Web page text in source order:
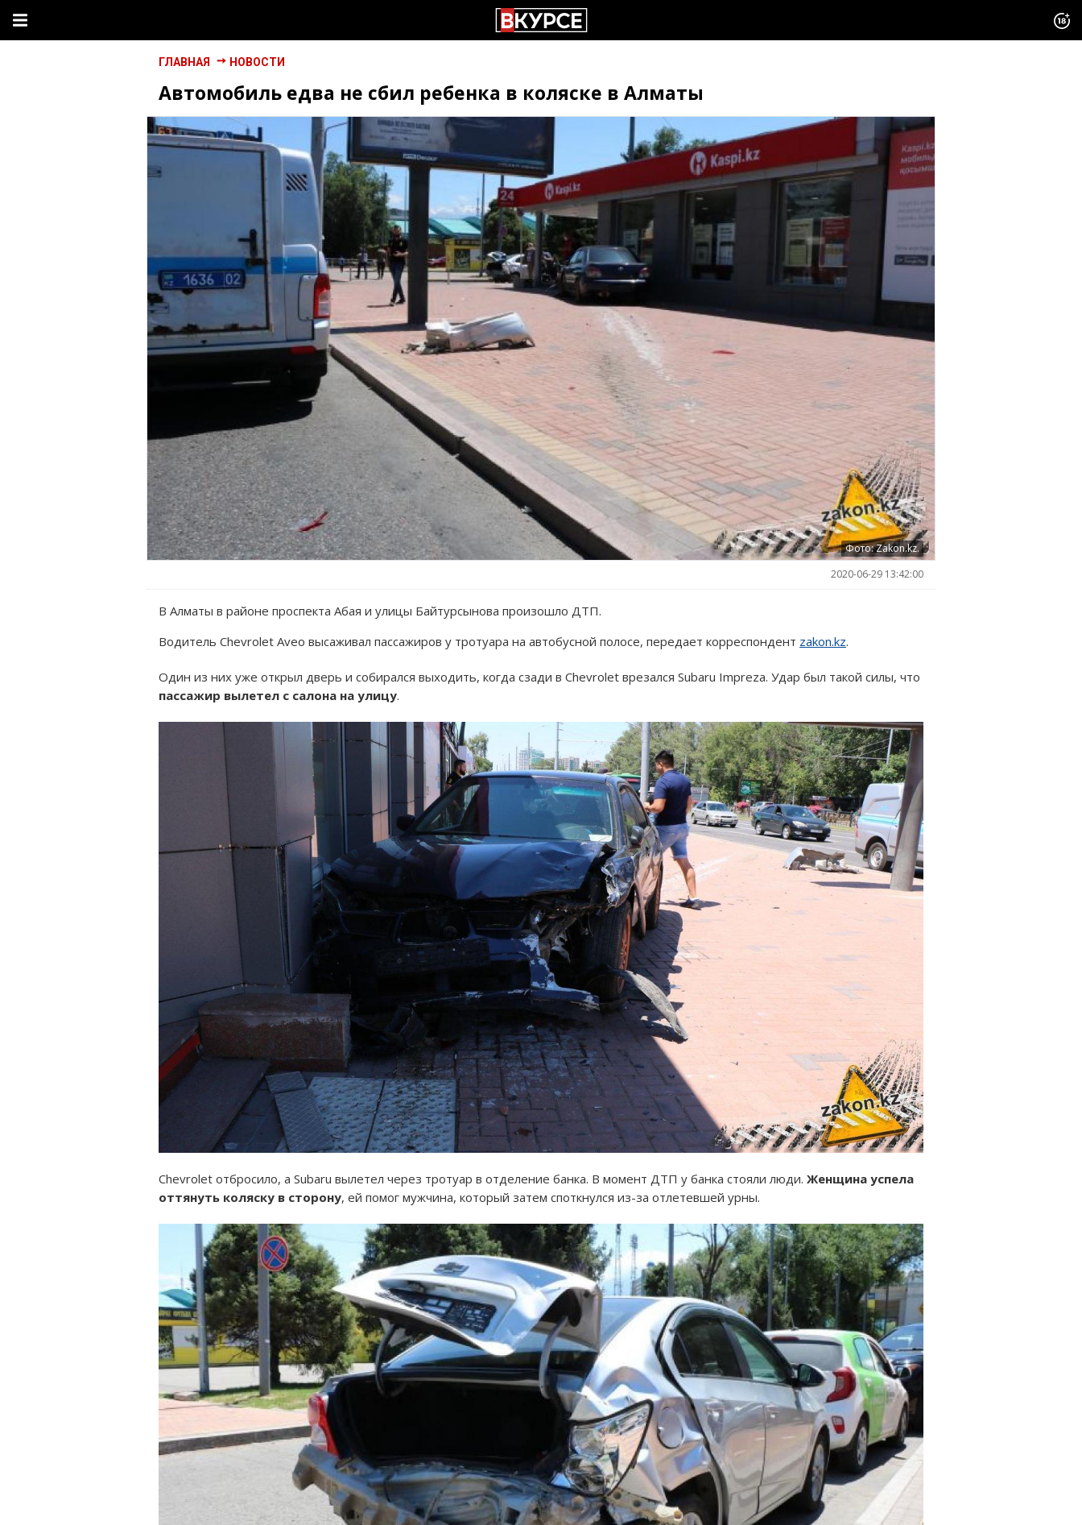
ГЛАВНАЯ НОВОСТИ
Автомобиль едва не сбил ребенка в коляске в Алматы
Фото: Zakon.kz.
2020-06-29 13:42:00
В Алматы в районе проспекта Абая и улицы Байтурсынова произошло ДТП.
Водитель Chevrolet Aveo высаживал пассажиров у тротуара на автобусной полосе, передает корреспондент zakon.kz.
Один из них уже открыл дверь и собирался выходить, когда сзади в Chevrolet врезался Subaru Impreza. Удар был такой силы, что
пассажир вылетел с салона на улицу.
Chevrolet отбросило, а Subaru вылетел через тротуар в отделение банка. В момент ДТП у банка стояли люди. Женщина успела
оттянуть коляску в сторону, ей помог мужчина, который затем споткнулся из-за отлетевшей урны.